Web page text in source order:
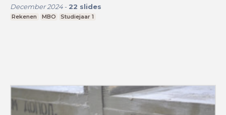
December 2024- 22 slides
Rekenen MBO Studiejaar 1